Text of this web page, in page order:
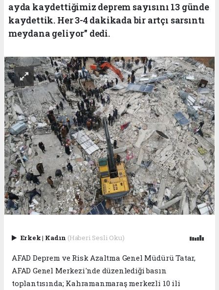
ayda kaydettiğimiz deprem sayısını 13 günde
kaydettik. Her 3-4 dakikada bir artçı sarsıntı
meydana geliyor" dedi.
Erkek| Kadın (Haberi Sesli Oku)
AFAD Deprem ve Risk Azaltma Genel Müdürü Tatar,
AFAD Genel Merkezi'nde düzenlediği basın
toplantısında; Kahramanmaraş merkezli 10 ili